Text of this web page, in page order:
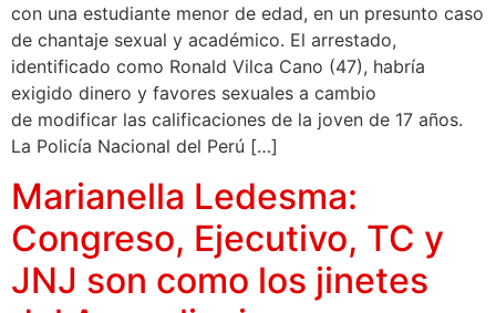
con una estudiante menor de edad, en un presunto caso
de chantaje sexual y académico. El arrestado,
identificado como Ronald Vilca Cano (47), habría
exigido dinero y favores sexuales a cambio
de modificar las calificaciones de la joven de 17 años.
La Policía Nacional del Perú […]
Marianella Ledesma:
Congreso, Ejecutivo, TC y
JNJ son como los jinetes